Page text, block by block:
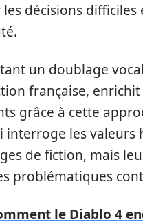
décisions
un doublage
française, enrichit
grâce à cette
interroge les valeurs
de fiction, mais
problématiques
le Diablo 4